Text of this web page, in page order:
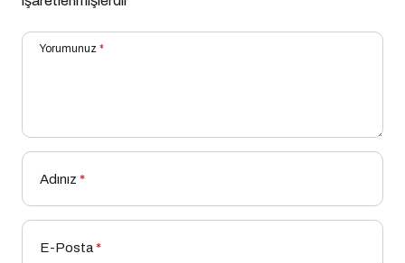
Yorumunuz *
Adınız *
E-Posta*